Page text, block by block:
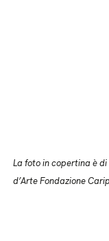
La foto in copertina è
d’Arte Fondazione